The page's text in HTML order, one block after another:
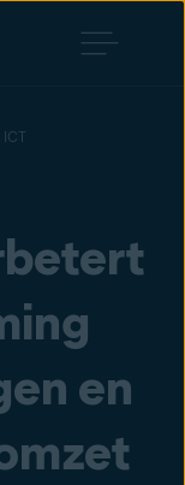
ICT
en